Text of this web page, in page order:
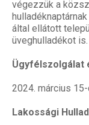
végezzük a
által ellátott
üveghulladékot is.
Ügyfélszolgálat
2024. március
Lakossági